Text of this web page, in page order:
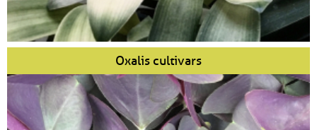
Oxalis cultivars